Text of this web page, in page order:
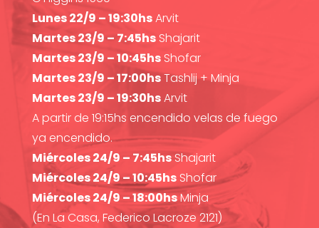
Lunes 22/9 – 19:30hsArvit
Martes 23/9 – 7:45hsShajarit
Martes 23/9 – 10:45hsShofar
Martes 23/9 – 17:00hsTashlij + Minja
Martes 23/9 – 19:30hsArvit
A partir de 19:15hs encendido velas de fuego
ya encendido.
Miércoles 24/9 – 7:45hsShajarit
Miércoles 24/9 – 10:45hsShofar
Miércoles 24/9 – 18:00hsMinja
(En La Casa, Federico Lacroze 2121)